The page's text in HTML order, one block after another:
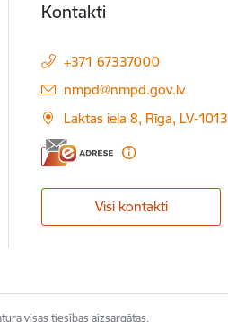
Kontakti
+371 67337000
E-pasts:
nmpd@nmpd.gov.lv
Laktas iela 8, Rīga, LV-1013
Visi kontakti
visas tiesības aizsargātas.